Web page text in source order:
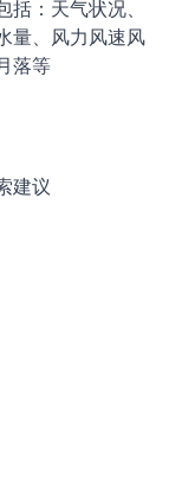
：天气状况、
量、风力风速风
落等
建议